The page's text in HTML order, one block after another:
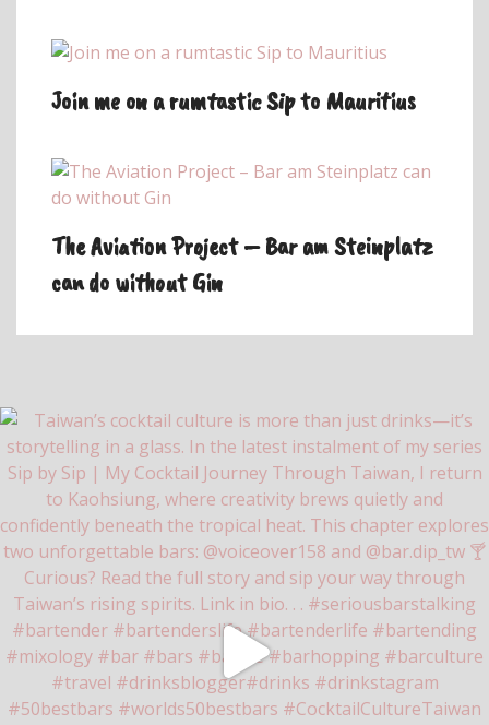
Join me on a rumtastic Sip to Mauritius
The Aviation Project – Bar am Steinplatz
can do without Gin